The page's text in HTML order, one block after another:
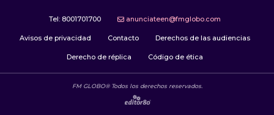
Tel: 8001701700 anunciateen@fmglobo.com
Avisos de privacidad Contacto Derechos de las audiencias
Derecho de réplica Código de ética
FM GLOBO® Todos los derechos reservados.